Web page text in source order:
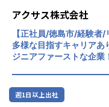
パーパス・ミッション・
多くの方のライフスタ
ービスとなることはも
私たちが目指す未来の実
運営サービス
・デリッシュキッチン
- 「だれでもおいしく簡
プロダクトマネージャー
ト開発の推進
データドリブンな開発
ータ基盤の構築および分
開発組織の成果・Agility
■体制、役割
PdM、デザイナー、エン
アクサス株式会社
【正社員/徳島市/経験
多様な目指すキャリア
ジニアファーストな企業
週1日以上出社